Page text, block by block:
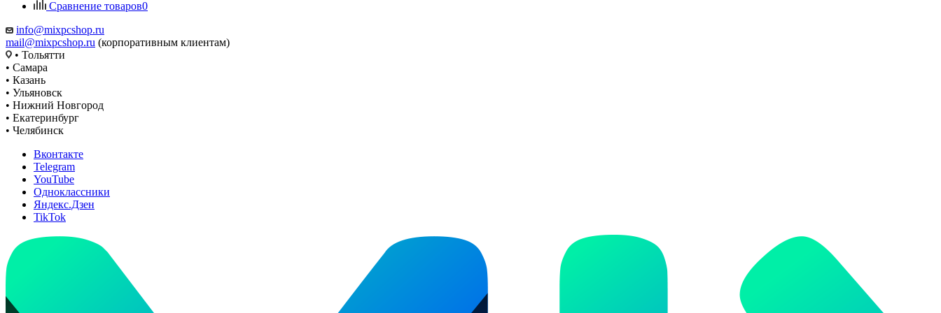
Сравнение товаров0
info@mixpcshop.ru
mail@mixpcshop.ru (корпоративным клиентам)
• Тольятти
• Самара
• Казань
• Ульяновск
• Нижний Новгород
• Екатеринбург
• Челябинск
Вконтакте
Telegram
YouTube
Одноклассники
Яндекс.Дзен
TikTok